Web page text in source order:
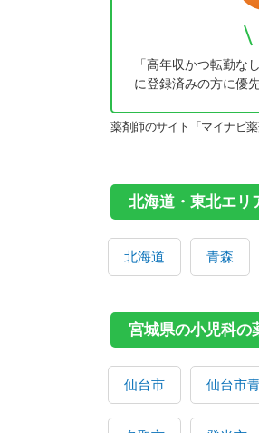
「高年収かつ転勤な
に登録済みの方に優
薬剤師のサイト「マイナビ
北海道・東北エリ
北海道 青森
宮城県の小児科の
仙台市 仙台市